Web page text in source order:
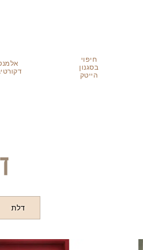
חיפוי
בסגנון
הייטק
דלת